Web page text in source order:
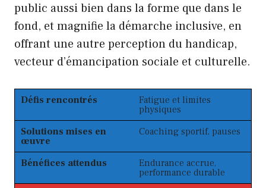
public aussi bien dans la forme que dans le
fond, et magnifie la démarche inclusive, en
offrant une autre perception du handicap,
vecteur d’émancipation sociale et culturelle.
Défis rencontrés
Fatigue et limites
physiques
Solutions mises en
œuvre
Coaching sportif, pauses
Bénéfices attendus
Endurance accrue,
performance durable